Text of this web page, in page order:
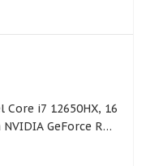
Core i7 12650HX, 16
GeForce RTX
крышки темно-